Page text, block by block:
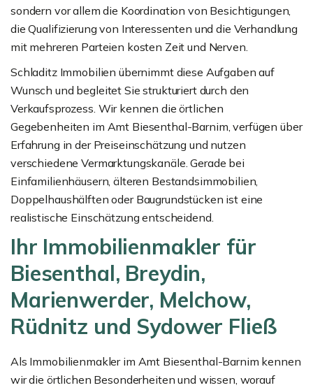
sondern vor allem die Koordination von Besichtigungen,
die Qualifizierung von Interessenten und die Verhandlung
mit mehreren Parteien kosten Zeit und Nerven.
Schladitz Immobilien übernimmt diese Aufgaben auf
Wunsch und begleitet Sie strukturiert durch den
Verkaufsprozess. Wir kennen die örtlichen
Gegebenheiten im Amt Biesenthal-Barnim, verfügen über
Erfahrung in der Preiseinschätzung und nutzen
verschiedene Vermarktungskanäle. Gerade bei
Einfamilienhäusern, älteren Bestandsimmobilien,
Doppelhaushälften oder Baugrundstücken ist eine
realistische Einschätzung entscheidend.
Ihr Immobilienmakler für
Biesenthal, Breydin,
Marienwerder, Melchow,
Rüdnitz und Sydower Fließ
Als Immobilienmakler im Amt Biesenthal-Barnim kennen
wir die örtlichen Besonderheiten und wissen, worauf